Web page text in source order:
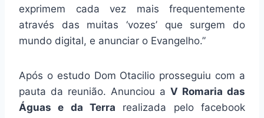
exprimem cada vez mais frequentemente
através das muitas ‘vozes’ que surgem do
mundo digital, e anunciar o Evangelho.”
Após o estudo Dom Otacilio prosseguiu com a
pauta da reunião. Anunciou a V Romaria das
Águas e da Terra realizada pelo facebook